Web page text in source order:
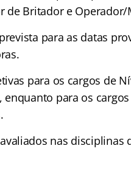
de Britador e
para as datas
para os cargos de
para os
nas disciplinas